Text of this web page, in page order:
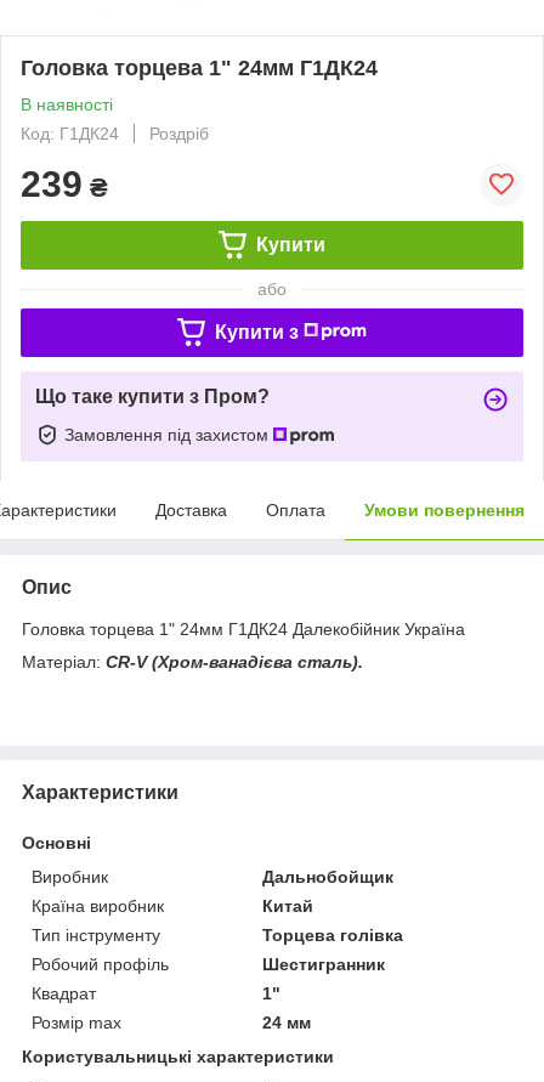
Головка торцева 1" 24мм Г1ДК24
В наявності
Код: Г1ДК24
Роздріб
239 ₴
Купити
або
Купити з
Що таке купити з Пром?
Замовлення під захистом
Доставка Оплата Умови повернення
Опис
Головка торцева 1" 24мм Г1ДК24 Далекобійник Україна
Матеріал: CR-V(Хром-ванадієва сталь).
Характеристики
Основні
Виробник
Дальнобойщик
Країна виробник
Китай
Тип інструменту
Торцева голівка
Робочий профіль
Шестигранник
Квадрат
1"
Розмір max
24 мм
Користувальницькі характеристики